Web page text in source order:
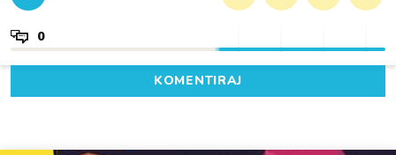
0
KOMENTIRAJ